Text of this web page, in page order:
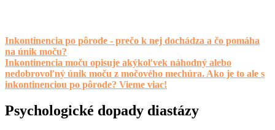
Inkontinencia po pôrode - prečo k nej dochádza a čo pomáha
na únik moču?
Inkontinencia moču opisuje akýkoľvek náhodný alebo
nedobrovoľný únik moču z močového mechúra. Ako je to ale s
inkontinenciou po pôrode? Vieme viac!
Psychologické dopady diastázy